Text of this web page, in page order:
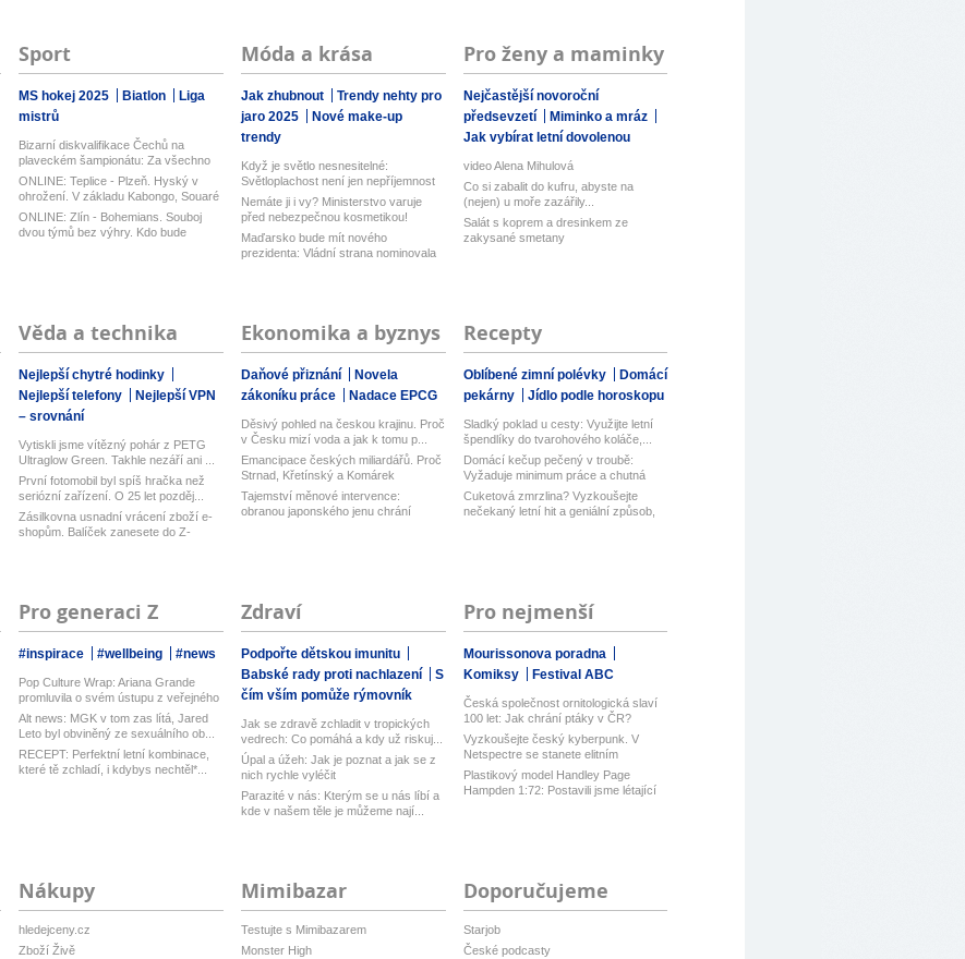
Sport
MS hokej 2025 Biatlon
Liga
mistrů
Bizarní diskvalifikace Čechů na
plaveckém šampionátu: Za všechno
mohla...
ONLINE: Teplice - Plzeň. Hyský v
ohrožení. V základu Kabongo, Souaré
č...
ONLINE: Zlín - Bohemians. Souboj
dvou týmů bez výhry. Kdo bude
Móda a krása
Jak zhubnout
Trendy nehty pro
jaro 2025
Nové make-up
trendy
Když je světlo nesnesitelné:
Světloplachost není jen nepříjemnost
Nemáte ji i vy? Ministerstvo varuje
před nebezpečnou kosmetikou!
Maďarsko bude mít nového
prezidenta: Vládní strana nominovala
Pro ženy a maminky
Nejčastější novoroční
předsevzetí
Miminko a mráz
Jak vybírat letní dovolenou
video Alena Mihulová
Co si zabalit do kufru, abyste na
(nejen) u moře zazářily...
Salát s koprem a dresinkem ze
zakysané smetany
Věda a technika
Nejlepší chytré hodinky
Nejlepší telefony
Nejlepší VPN
– srovnání
Vytiskli jsme vítězný pohár z PETG
Ultraglow Green. Takhle nezáří ani ...
První fotomobil byl spíš hračka než
seriózní zařízení. O 25 let pozděj...
Zásilkovna usnadní vrácení zboží e-
shopům. Balíček zanesete do Z-
Ekonomika a byznys
Daňové přiznání
Novela
zákoníku práce
Nadace EPCG
Děsivý pohled na českou krajinu. Proč
v Česku mizí voda a jak k tomu p...
Emancipace českých miliardářů. Proč
Strnad, Křetínský a Komárek
nakupu...
Tajemství měnové intervence:
obranou japonského jenu chrání
Recepty
Oblíbené zimní polévky
Domácí
pekárny
Jídlo podle horoskopu
Sladký poklad u cesty: Využijte letní
špendlíky do tvarohového koláče,...
Domácí kečup pečený v troubě:
Vyžaduje minimum práce a chutná
lépe než...
Cuketová zmrzlina? Vyzkoušejte
nečekaný letní hit a geniální způsob,
Pro generaci Z
#inspirace #wellbeing #news
Pop Culture Wrap: Ariana Grande
promluvila o svém ústupu z veřejného
ž...
Alt news: MGK v tom zas lítá, Jared
Leto byl obviněný ze sexuálního ob...
RECEPT: Perfektní letní kombinace,
které tě zchladí, i kdybys nechtěl*...
Zdraví
Podpořte dětskou imunitu
Babské rady proti nachlazení
S
čím vším pomůže rýmovník
Jak se zdravě zchladit v tropických
vedrech: Co pomáhá a kdy už riskuj...
Úpal a úžeh: Jak je poznat a jak se z
nich rychle vyléčit
Parazité v nás: Kterým se u nás líbí a
kde v našem těle je můžeme nají...
Pro nejmenší
Mourissonova poradna
Komiksy
Festival ABC
Česká společnost ornitologická slaví
100 let: Jak chrání ptáky v ČR?
Vyzkoušejte český kyberpunk. V
Netspectre se stanete elitním
hackerem ...
Plastikový model Handley Page
Hampden 1:72: Postavili jsme létající
Nákupy
hledejceny.cz
Zboží Živě
Mimibazar
Testujte s Mimibazarem
Monster High
Doporučujeme
Starjob
České podcasty